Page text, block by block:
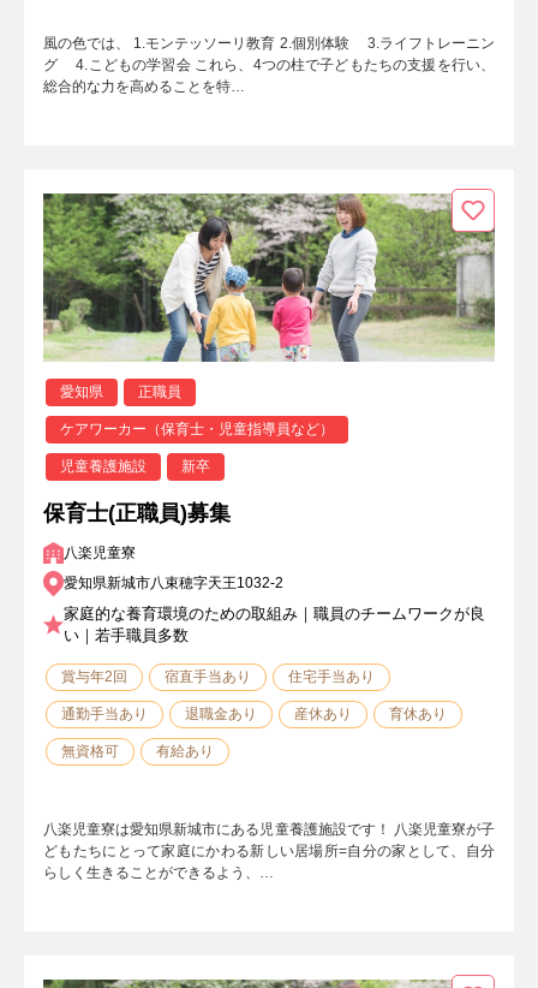
風の色では、 1.モンテッソーリ教育 2.個別体験 3.ライフトレーニン
グ 4.こどもの学習会 これら、4つの柱で子どもたちの支援を行い、
総合的な力を高めることを特…
愛知県 正職員
ケアワーカー（保育士・児童指導員など）
児童養護施設 新卒
保育士(正職員)募集
八楽児童寮
愛知県新城市八束穂字天王1032-2
家庭的な養育環境のための取組み｜職員のチームワークが良
い｜若手職員多数
賞与年2回 宿直手当あり 住宅手当あり
通勤手当あり 退職金あり 産休あり 育休あり
無資格可 有給あり
八楽児童寮は愛知県新城市にある児童養護施設です！ 八楽児童寮が子
どもたちにとって家庭にかわる新しい居場所=自分の家として、自分
らしく生きることができるよう、…